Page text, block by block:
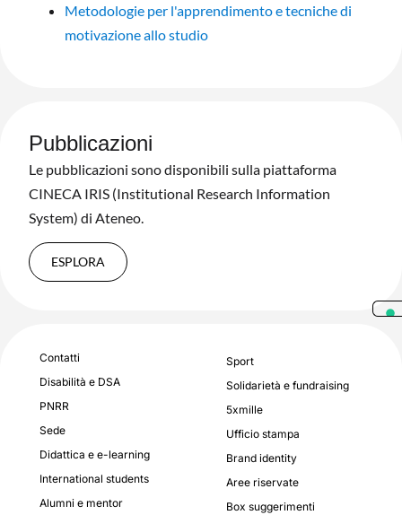
Metodologie per l'apprendimento e tecniche di
motivazione allo studio
Pubblicazioni
Le pubblicazioni sono disponibili sulla piattaforma
CINECA IRIS (Institutional Research Information
System) di Ateneo.
ESPLORA
Contatti
Disabilità e DSA
PNRR
Sede
Didattica e e-learning
International students
Alumni e mentor
Sport
Solidarietà e fundraising
5xmille
Ufficio stampa
Brand identity
Aree riservate
Box suggerimenti